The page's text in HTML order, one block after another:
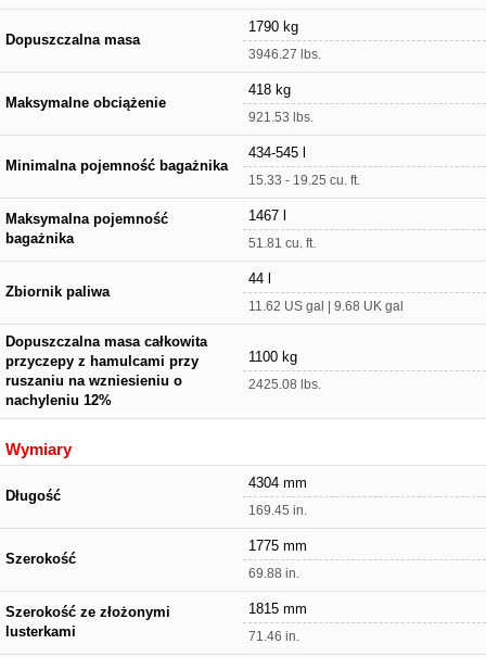
Dopuszczalna masa
1790 kg
3946.27 lbs.
Maksymalne obciążenie
418 kg
921.53 lbs.
Minimalna pojemność bagażnika
434-545 l
15.33 - 19.25 cu. ft.
Maksymalna pojemność
bagażnika
1467 l
51.81 cu. ft.
Zbiornik paliwa
44 l
11.62 US gal | 9.68 UK gal
Dopuszczalna masa całkowita
przyczepy z hamulcami przy
ruszaniu na wzniesieniu o
nachyleniu 12%
1100 kg
2425.08 lbs.
Wymiary
Długość
4304 mm
169.45 in.
Szerokość
1775 mm
69.88 in.
Szerokość ze złożonymi
lusterkami
1815 mm
71.46 in.